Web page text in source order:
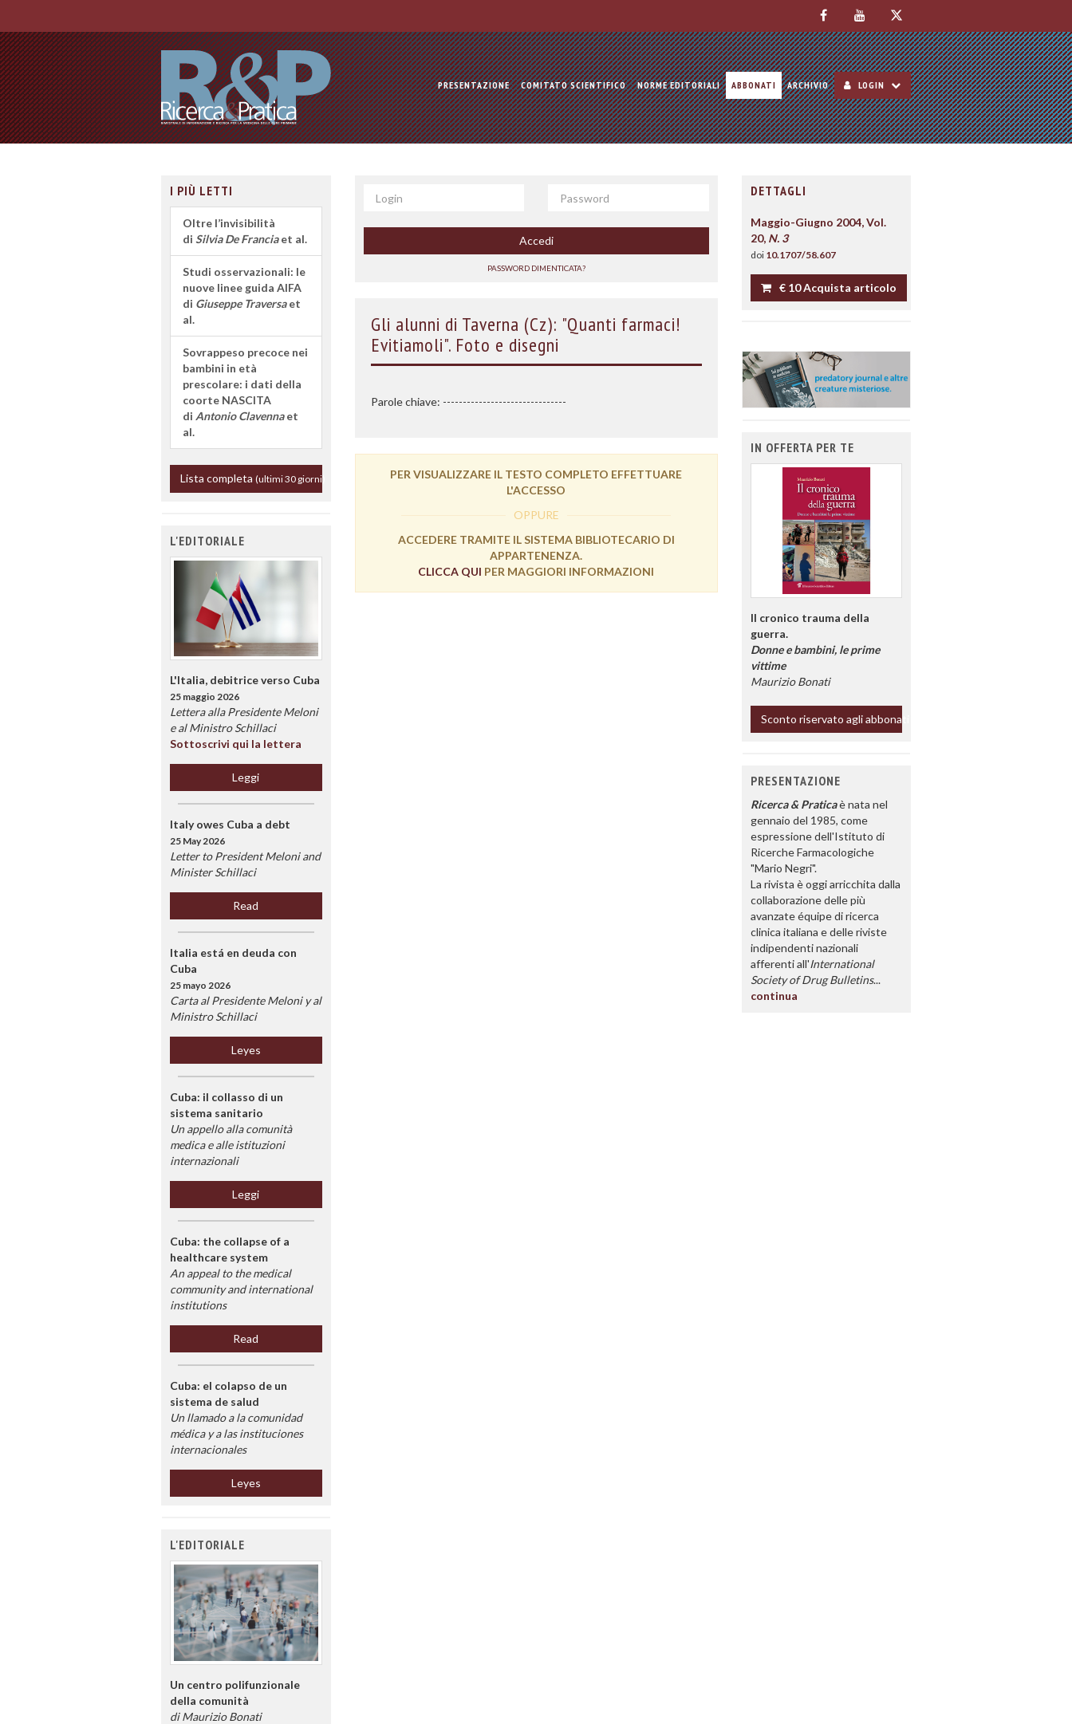
PRESENTAZIONE COMITATO SCIENTIFICO NORME EDITORIALI ABBONATI ARCHIVIO LOGIN
Accedi
PASSWORD DIMENTICATA?
Gli alunni di Taverna (Cz): "Quanti farmaci!
Evitiamoli". Foto e disegni
Parole chiave: -------------------------------
PER VISUALIZZARE IL TESTO COMPLETO EFFETTUARE
L'ACCESSO
OPPURE
ACCEDERE TRAMITE IL SISTEMA BIBLIOTECARIO DI
APPARTENENZA.
CLICCA QUI PER MAGGIORI INFORMAZIONI
I PIÙ LETTI
Oltre l’invisibilità
di Silvia De Franciaet al.
Studi osservazionali: le
nuove linee guida AIFA
di Giuseppe Traversaet
al.
Sovrappeso precoce nei
bambini in età
prescolare: i dati della
coorte NASCITA
di Antonio Clavennaet
al.
Lista completa (ultimi 30 giorni)
L'EDITORIALE
L'Italia, debitrice verso Cuba
25 maggio 2026
Lettera alla Presidente Meloni
e al Ministro Schillaci
Sottoscrivi qui la lettera
Leggi
Italy owes Cuba a debt
25 May 2026
Letter to President Meloni and
Minister Schillaci
Read
Italia está en deuda con
Cuba
25 mayo 2026
Carta al Presidente Meloni y al
Ministro Schillaci
Leyes
Cuba: il collasso di un
sistema sanitario
Un appello alla comunità
medica e alle istituzioni
internazionali
Leggi
Cuba: the collapse of a
healthcare system
An appeal to the medical
community and international
institutions
Read
Cuba: el colapso de un
sistema de salud
Un llamado a la comunidad
médica y a las instituciones
internacionales
Leyes
L'EDITORIALE
Un centro polifunzionale
della comunità
di Maurizio Bonati
DETTAGLI
Maggio-Giugno 2004, Vol.
20, N. 3
doi 10.1707/58.607
€ 10 Acquista articolo
IN OFFERTA PER TE
Il cronico trauma della
guerra.
Donne e bambini, le prime
vittime
Maurizio Bonati
Sconto riservato agli abbonati
PRESENTAZIONE
Ricerca & Praticaè nata nel
gennaio del 1985, come
espressione dell'Istituto di
Ricerche Farmacologiche
"Mario Negri".
La rivista è oggi arricchita dalla
collaborazione delle più
avanzate équipe di ricerca
clinica italiana e delle riviste
indipendenti nazionali
afferenti all'International
Society of Drug Bulletins...
continua